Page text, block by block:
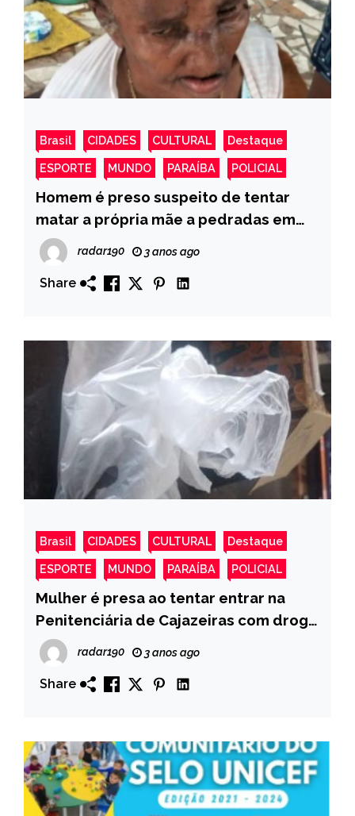
Brasil CIDADES CULTURAL Destaque
ESPORTE MUNDO PARAÍBA POLICIAL
Homem é preso suspeito de tentar
matar a própria mãe a pedradas em
Coremas
radar190 3 anos ago
Share
Brasil CIDADES CULTURAL Destaque
ESPORTE MUNDO PARAÍBA POLICIAL
Mulher é presa ao tentar entrar na
Penitenciária de Cajazeiras com droga
no ânus
radar190 3 anos ago
Share